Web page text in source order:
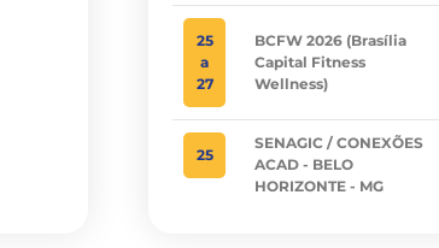
25
a
27
BCFW 2026 (Brasília
Capital Fitness
Wellness)
25
SENAGIC / CONEXÕES
ACAD - BELO
HORIZONTE - MG